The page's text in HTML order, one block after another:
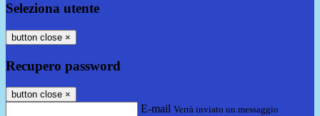
Seleziona utente
button close ×
Recupero password
button close ×
E-mail Verrà inviato un messaggio